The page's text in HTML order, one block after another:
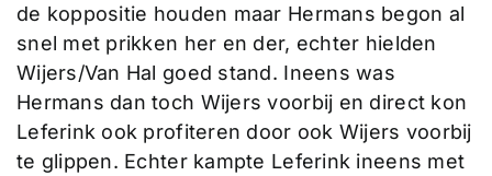
de koppositie houden maar Hermans begon al
snel met prikken her en der, echter hielden
Wijers/Van Hal goed stand. Ineens was
Hermans dan toch Wijers voorbij en direct kon
Leferink ook profiteren door ook Wijers voorbij
te glippen. Echter kampte Leferink ineens met